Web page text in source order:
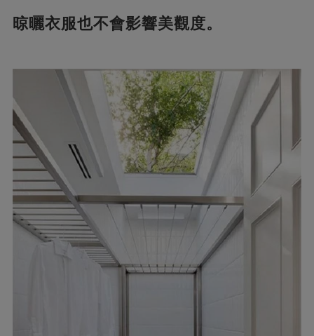
晾曬衣服也不會影響美觀度。